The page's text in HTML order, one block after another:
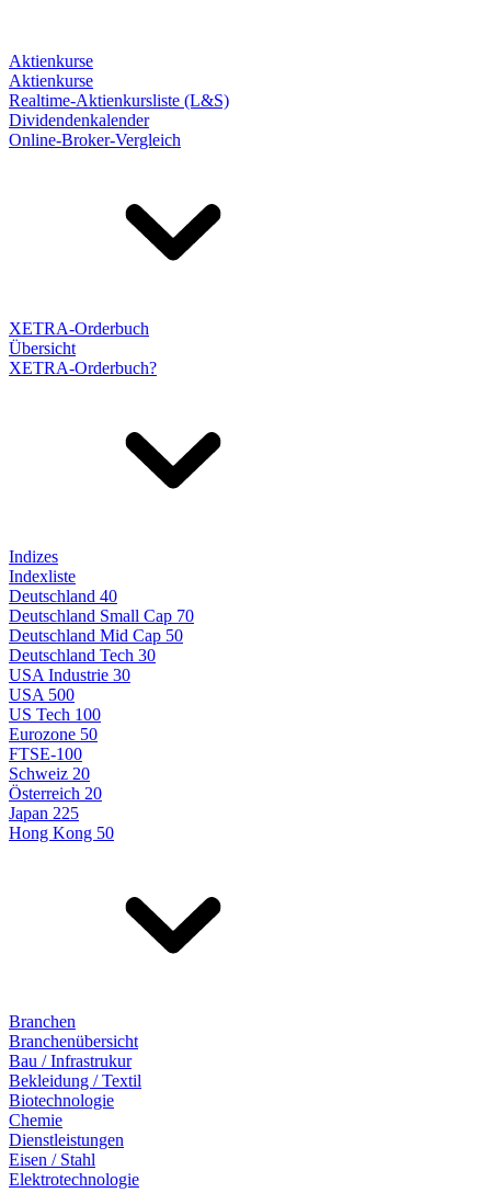
Aktienkurse
Aktienkurse
Realtime-Aktienkursliste (L&S)
Dividendenkalender
Online-Broker-Vergleich
XETRA-Orderbuch
Übersicht
XETRA-Orderbuch?
Indizes
Indexliste
Deutschland 40
Deutschland Small Cap 70
Deutschland Mid Cap 50
Deutschland Tech 30
USA Industrie 30
USA 500
US Tech 100
Eurozone 50
FTSE-100
Schweiz 20
Österreich 20
Japan 225
Hong Kong 50
Branchen
Branchenübersicht
Bau / Infrastrukur
Bekleidung / Textil
Biotechnologie
Chemie
Dienstleistungen
Eisen / Stahl
Elektrotechnologie